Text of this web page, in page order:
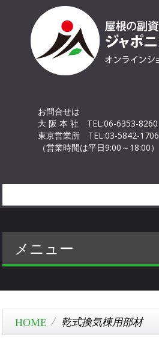
お問合せは
大 阪 本 社 TEL:06-6353-8260
東京営業所 TEL:03-5842-1706
（営業時間は平日9:00～18:00）
メニュー
乾式換気棟用部材